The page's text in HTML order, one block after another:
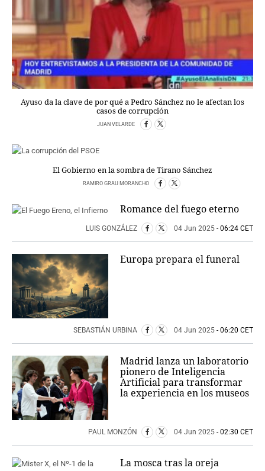
SERVICIOS
OFERTAS
CLUB PD
ENLACES
MEDIOS
MÁS SERVICIOS
AMÉRICA
Ayuso da la clave de por qué a Pedro Sánchez no le afectan los
casos de corrupción
JUAN VELARDE
El Gobierno en la sombra de Tirano Sánchez
RAMIRO GRAU MORANCHO
Romance del fuego eterno
LUIS GONZÁLEZ 04 Jun 2025 - 06:24 CET
Europa prepara el funeral
SEBASTIÁN URBINA 04 Jun 2025 - 06:20 CET
Madrid lanza un laboratorio
pionero de Inteligencia
Artificial para transformar
la experiencia en los museos
PAUL MONZÓN 04 Jun 2025 - 02:30 CET
La mosca tras la oreja